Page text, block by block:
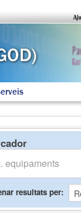
resultats per